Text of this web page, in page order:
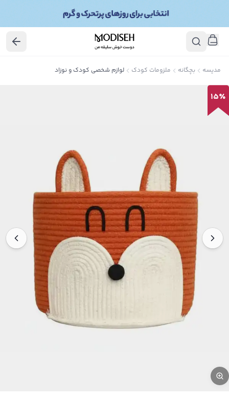
مدیسه بچگانه ملزومات کودک لوازم شخصی کودک و نوزاد
15٪